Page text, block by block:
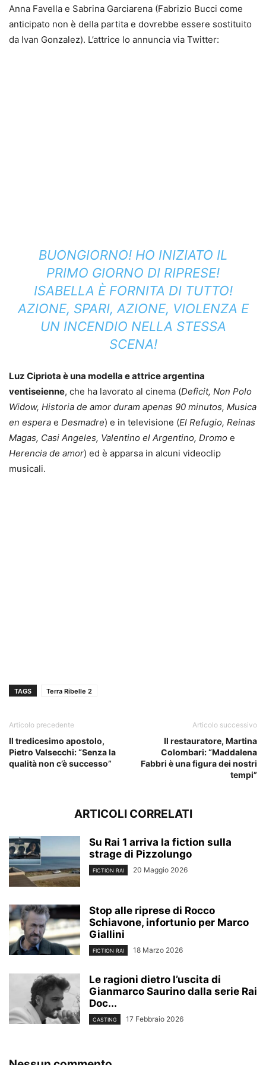
Anna Favella e Sabrina Garciarena (Fabrizio Bucci come
anticipato non è della partita e dovrebbe essere sostituito
da Ivan Gonzalez). L’attrice lo annuncia via Twitter:
BUONGIORNO! HO INIZIATO IL
PRIMO GIORNO DI RIPRESE!
ISABELLA È FORNITA DI TUTTO!
AZIONE, SPARI, AZIONE, VIOLENZA E
UN INCENDIO NELLA STESSA
SCENA!
Luz Cipriota è una modella e attrice argentina
ventiseienne, che ha lavorato al cinema (Deficit, Non Polo
Widow, Historia de amor duram apenas 90 minutos, Musica
en espera e Desmadre) e in televisione (El Refugio, Reinas
Magas, Casi Angeles, Valentino el Argentino, Dromo e
Herencia de amor) ed è apparsa in alcuni videoclip
musicali.
TAGS Terra Ribelle 2
Articolo precedente
Il tredicesimo apostolo,
Pietro Valsecchi: “Senza la
qualità non c’è successo”
Articolo successivo
Il restauratore, Martina
Colombari: “Maddalena
Fabbri è una figura dei nostri
tempi”
ARTICOLI CORRELATI
Su Rai 1 arriva la fiction sulla
strage di Pizzolungo
FICTION RAI 20 Maggio 2026
Stop alle riprese di Rocco
Schiavone, infortunio per Marco
Giallini
FICTION RAI 18 Marzo 2026
Le ragioni dietro l’uscita di
Gianmarco Saurino dalla serie Rai
Doc...
CASTING 17 Febbraio 2026